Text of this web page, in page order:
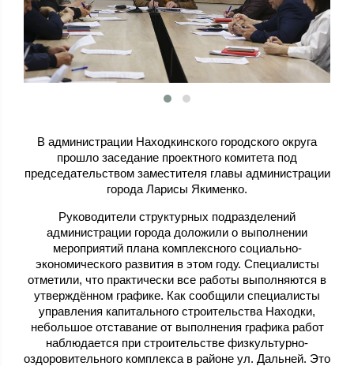
В администрации Находкинского городского округа
прошло заседание проектного комитета под
председательством заместителя главы администрации
города Ларисы Якименко.
Руководители структурных подразделений
администрации города доложили о выполнении
мероприятий плана комплексного социально-
экономического развития в этом году. Специалисты
отметили, что практически все работы выполняются в
утверждённом графике. Как сообщили специалисты
управления капитального строительства Находки,
небольшое отставание от выполнения графика работ
наблюдается при строительстве физкультурно-
оздоровительного комплекса в районе ул. Дальней. Это